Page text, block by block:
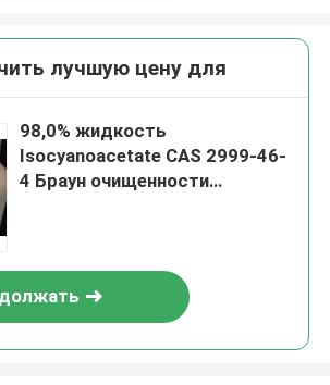
лучшую цену для
98,0% жидкость
Isocyanoacetate CAS 2999-46-
4 Браун очищенности